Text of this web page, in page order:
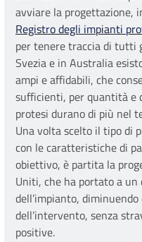
avviare la progettazione,
Registro degli impianti
per tenere traccia di tutti
Svezia e in Australia
ampi e affidabili, che
sufficienti, per quantità e
protesi durano di più nel
Una volta scelto il tipo di
con le caratteristiche di
obiettivo, è partita la
Uniti, che ha portato a un
dell’impianto,
dell’intervento, senza
positive.